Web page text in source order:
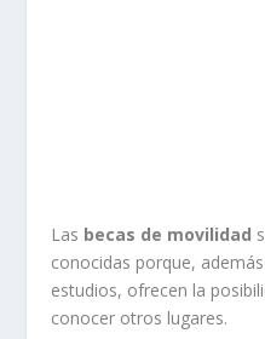
Las becas de movilidad
conocidas porque,
estudios, ofrecen la
conocer otros lugares.